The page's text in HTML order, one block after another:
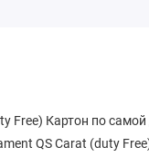
Free) Картон по
QS Carat (duty